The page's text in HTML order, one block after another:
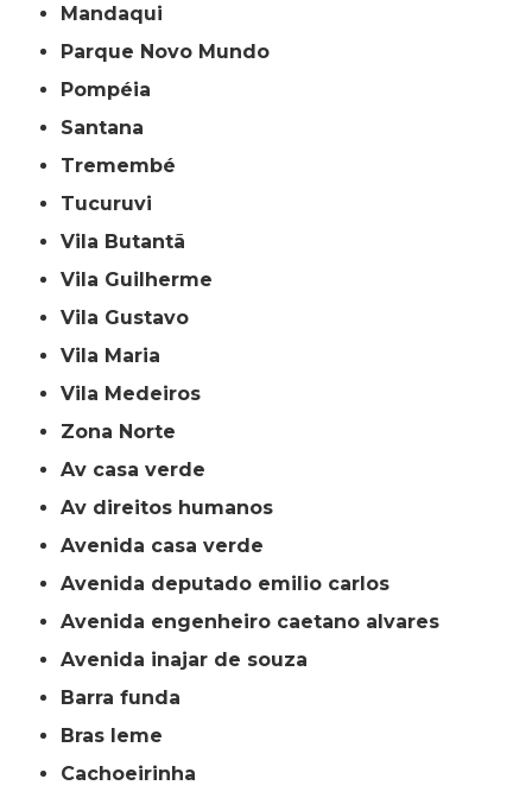
Mandaqui
Parque Novo Mundo
Pompéia
Santana
Tremembé
Tucuruvi
Vila Butantã
Vila Guilherme
Vila Gustavo
Vila Maria
Vila Medeiros
Zona Norte
av casa verde
av direitos humanos
avenida casa verde
avenida deputado emilio carlos
avenida engenheiro caetano alvares
avenida inajar de souza
barra funda
bras leme
cachoeirinha